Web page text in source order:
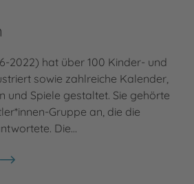
2022) hat über 100 Kinder- und
sowie zahlreiche Kalender,
und Spiele gestaltet. Sie gehörte
Gruppe an, die die
Die…